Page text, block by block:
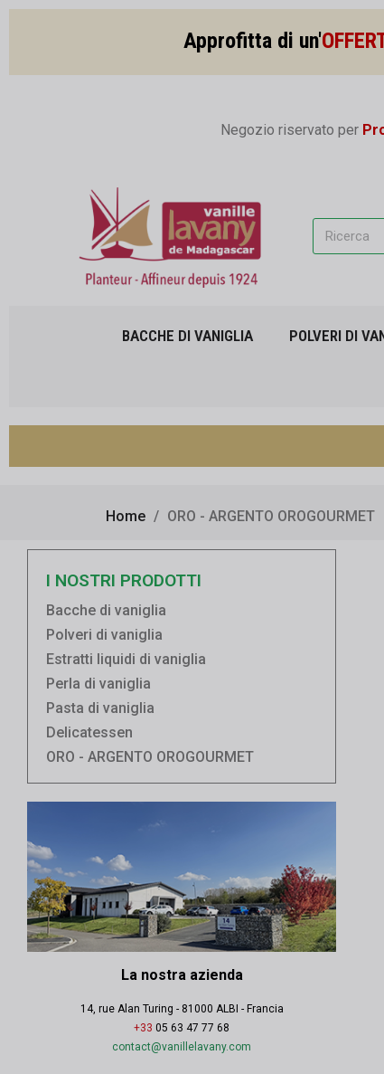
Approfitta di un'
Negozio riservato per
BACCHE DI VANIGLIA POLVERI DI
Home ORO - ARGENTO OROGOURMET
I NOSTRI PRODOTTI
Bacche di vaniglia
Polveri di vaniglia
Estratti liquidi di vaniglia
Perla di vaniglia
Pasta di vaniglia
Delicatessen
ORO - ARGENTO OROGOURMET
La nostra azienda
14, rue Alan Turing - 81000 ALBI - Francia
+33 05 63 47 77 68
contact@vanillelavany.com